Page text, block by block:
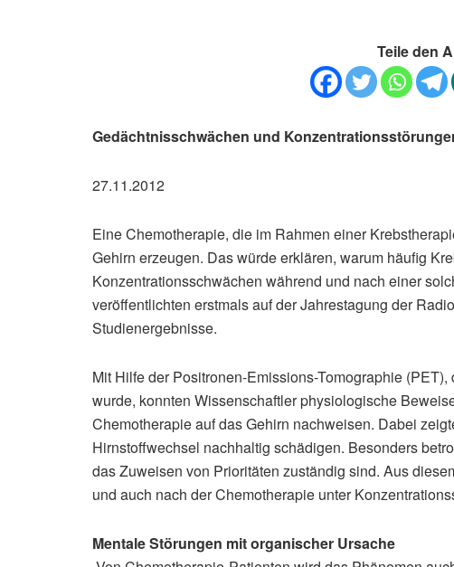
Teile den
Gedächtnisschwächen und
27.11.2012
Eine Chemotherapie, die im Rahmen einer
Gehirn erzeugen. Das würde erklären, warum häufig
Konzentrationsschwächen während und nach einer
veröffentlichten erstmals auf der Jahrestagung der
Studienergebnisse.
Mit Hilfe der Positronen-Emissions-Tomographie
wurde, konnten Wissenschaftler physiologische
Chemotherapie auf das Gehirn nachweisen. Dabei
Hirnstoffwechsel nachhaltig schädigen. Besonders
das Zuweisen von Prioritäten zuständig sind. Aus
und auch nach der Chemotherapie unter
Mentale Störungen mit organischer Ursache